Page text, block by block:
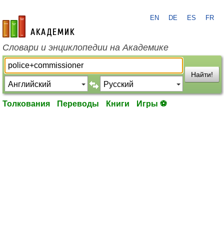
academic.ru
EN DE ES FR
Словари и энциклопедии на Академике
Найти!
Толкования Переводы Книги Игры ⚽